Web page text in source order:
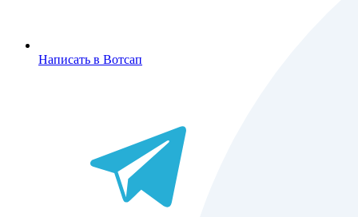
Написать в Вотсап